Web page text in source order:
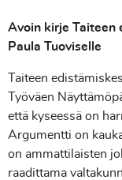
Avoin kirje Taiteen
Paula Tuoviselle
Taiteen
Työväen
että kyseessä on
Argumentti on
on ammattilaisten
raadittama